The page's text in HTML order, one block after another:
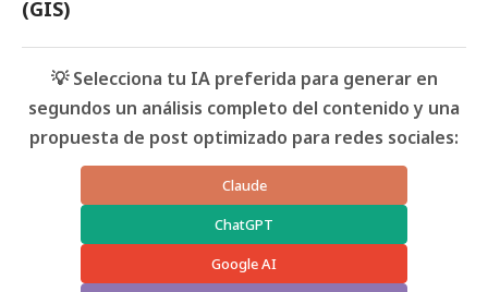
(GIS)
💡 Selecciona tu IA preferida para generar en
segundos un análisis completo del contenido y una
propuesta de post optimizado para redes sociales:
Claude
ChatGPT
Google AI